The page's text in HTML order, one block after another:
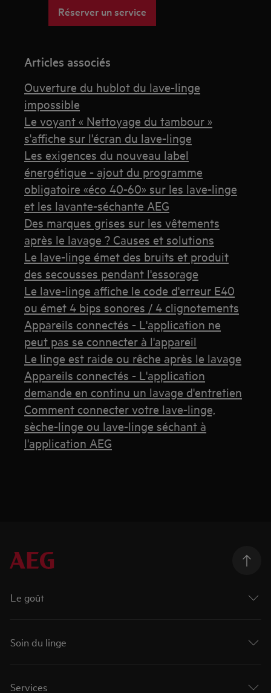
Réserver un service
Articles associés
Ouverture du hublot du lave-linge
impossible
Le voyant « Nettoyage du tambour »
s'affiche sur l'écran du lave-linge
Les exigences du nouveau label
énergétique - ajout du programme
obligatoire «éco 40-60» sur les lave-linge
et les lavante-séchante AEG
Des marques grises sur les vêtements
après le lavage ? Causes et solutions
Le lave-linge émet des bruits et produit
des secousses pendant l'essorage
Le lave-linge affiche le code d'erreur E40
ou émet 4 bips sonores / 4 clignotements
Appareils connectés - L'application ne
peut pas se connecter à l'appareil
Le linge est raide ou rêche après le lavage
Appareils connectés - L'application
demande en continu un lavage d'entretien
Comment connecter votre lave-linge,
sèche-linge ou lave-linge séchant à
l'application AEG
Le goût
Soin du linge
Services